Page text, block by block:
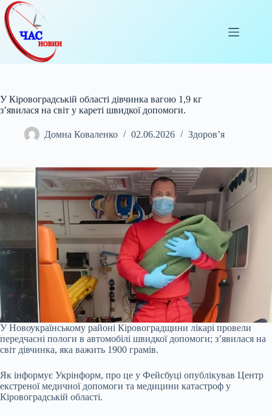
Перейти
до
вмісту
У Кіровоградській області дівчинка вагою 1,9 кг
з’явилася на світ у кареті швидкої допомоги.
Домна Коваленко 02.06.2026 Здоров’я
У Новоукраїнському районі Кіровоградщини лікарі провели
передчасні пологи в автомобілі швидкої допомоги; з’явилася на
світ дівчинка, яка важить 1900 грамів.
Як інформує Укрінформ, про це у Фейсбуці опублікував Центр
екстреної медичної допомоги та медицини катастроф у
Кіровоградській області.